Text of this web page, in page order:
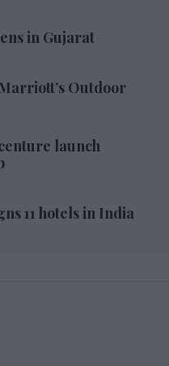
in Gujarat
Outdoor
launch
11 hotels in India